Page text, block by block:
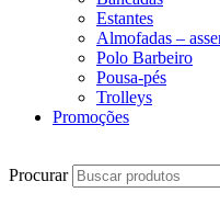
Estantes
Almofadas –
Polo Barbeiro
Pousa-pés
Trolleys
Promoções
Procurar